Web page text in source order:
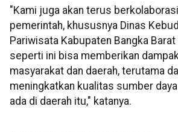
"Kami juga akan terus
pemerintah, khususnya Dinas
Pariwisata Kabupaten Bangka
seperti ini bisa memberikan
masyarakat dan daerah, terutama
meningkatkan kualitas sumber
ada di daerah itu," katanya.